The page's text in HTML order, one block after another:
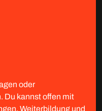
oder
Du kannst offen mit
Weiterbildung und